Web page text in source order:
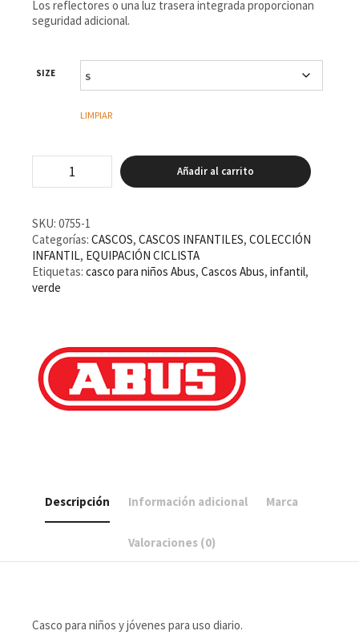
Los reflectores o una luz trasera integrada proporcionan
seguridad adicional.
SIZE
LIMPIAR
Youn-
Mips
Verde
cantidad
Añadir al carrito
SKU: 0755-1
Categorías: CASCOS, CASCOS INFANTILES, COLECCIÓN
INFANTIL, EQUIPACIÓN CICLISTA
Etiquetas: casco para niños Abus, Cascos Abus, infantil,
verde
Descripción Información adicional Marca
Valoraciones (0)
Casco para niños y jóvenes para uso diario.